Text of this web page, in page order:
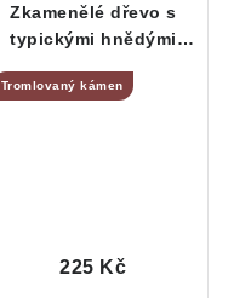
Zkamenělé dřevo s
typickými hnědými
Tromlovaný kámen
225 Kč